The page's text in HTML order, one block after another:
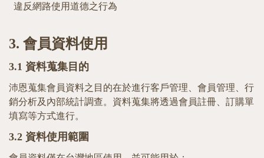
違反網路使用道德之行為
3. 會員資料使用
3.1 資料蒐集目的
沛恩蒐集會員資料之目的在於進行客戶管理、會員管理、行
銷分析及內部統計調查。資料蒐集將透過會員註冊、訂購單
填寫等方式進行。
3.2 資料使用範圍